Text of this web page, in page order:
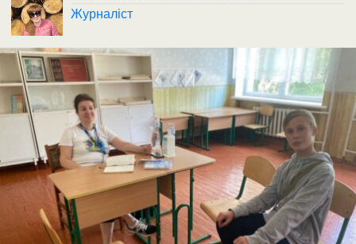
Журналіст